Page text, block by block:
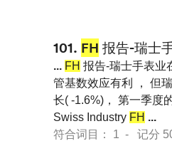
101. FH 报告-瑞士
... FH 报告-瑞士手表业
管基数效应有利 ， 但
长( -1.6%)， 第一季度
Swiss Industry FH ...
符合词目： 1 - 记分